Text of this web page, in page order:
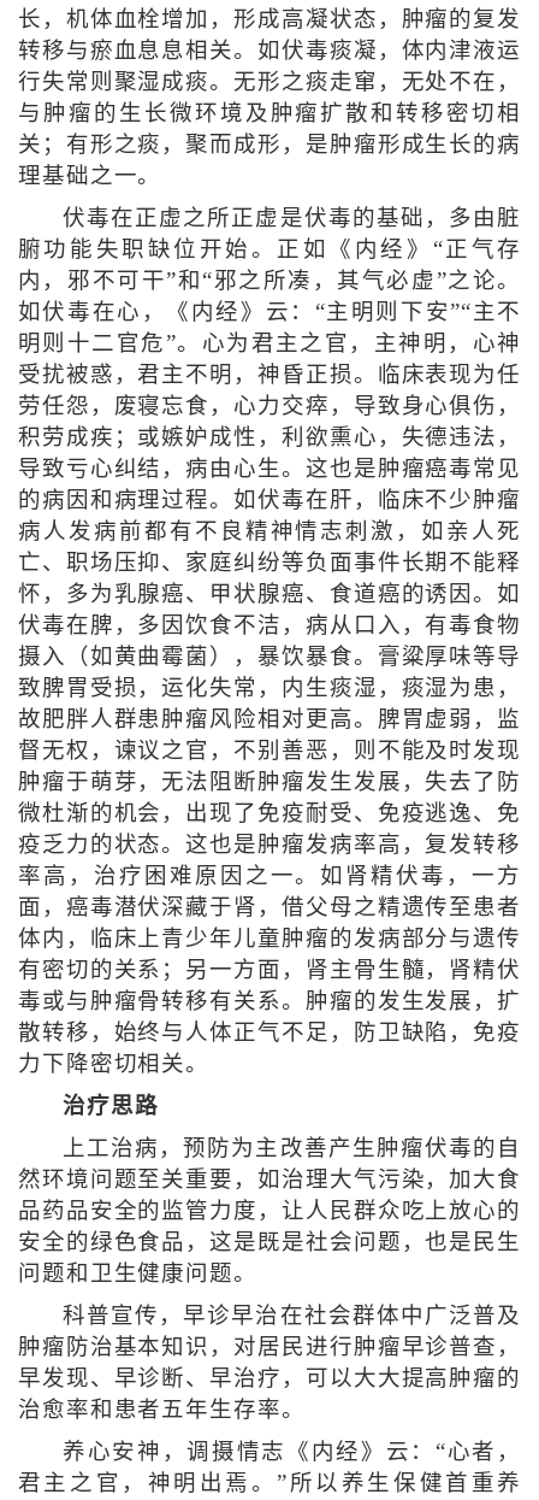
长，机体血栓增加，形成高凝状态，肿瘤的复发
转移与瘀血息息相关。如伏毒痰凝，体内津液运
行失常则聚湿成痰。无形之痰走窜，无处不在，
与肿瘤的生长微环境及肿瘤扩散和转移密切相
关；有形之痰，聚而成形，是肿瘤形成生长的病
理基础之一。
伏毒在正虚之所正虚是伏毒的基础，多由脏
腑功能失职缺位开始。正如《内经》“正气存
内，邪不可干”和“邪之所凑，其气必虚”之论。
如伏毒在心，《内经》云：“主明则下安”“主不
明则十二官危”。心为君主之官，主神明，心神
受扰被惑，君主不明，神昏正损。临床表现为任
劳任怨，废寝忘食，心力交瘁，导致身心俱伤，
积劳成疾；或嫉妒成性，利欲熏心，失德违法，
导致亏心纠结，病由心生。这也是肿瘤癌毒常见
的病因和病理过程。如伏毒在肝，临床不少肿瘤
病人发病前都有不良精神情志刺激，如亲人死
亡、职场压抑、家庭纠纷等负面事件长期不能释
怀，多为乳腺癌、甲状腺癌、食道癌的诱因。如
伏毒在脾，多因饮食不洁，病从口入，有毒食物
摄入（如黄曲霉菌），暴饮暴食。膏粱厚味等导
致脾胃受损，运化失常，内生痰湿，痰湿为患，
故肥胖人群患肿瘤风险相对更高。脾胃虚弱，监
督无权，谏议之官，不别善恶，则不能及时发现
肿瘤于萌芽，无法阻断肿瘤发生发展，失去了防
微杜渐的机会，出现了免疫耐受、免疫逃逸、免
疫乏力的状态。这也是肿瘤发病率高，复发转移
率高，治疗困难原因之一。如肾精伏毒，一方
面，癌毒潜伏深藏于肾，借父母之精遗传至患者
体内，临床上青少年儿童肿瘤的发病部分与遗传
有密切的关系；另一方面，肾主骨生髓，肾精伏
毒或与肿瘤骨转移有关系。肿瘤的发生发展，扩
散转移，始终与人体正气不足，防卫缺陷，免疫
力下降密切相关。
治疗思路
上工治病，预防为主改善产生肿瘤伏毒的自
然环境问题至关重要，如治理大气污染，加大食
品药品安全的监管力度，让人民群众吃上放心的
安全的绿色食品，这是既是社会问题，也是民生
问题和卫生健康问题。
科普宣传，早诊早治在社会群体中广泛普及
肿瘤防治基本知识，对居民进行肿瘤早诊普查，
早发现、早诊断、早治疗，可以大大提高肿瘤的
治愈率和患者五年生存率。
养心安神，调摄情志《内经》云：“心者，
君主之官，神明出焉。”所以养生保健首重养